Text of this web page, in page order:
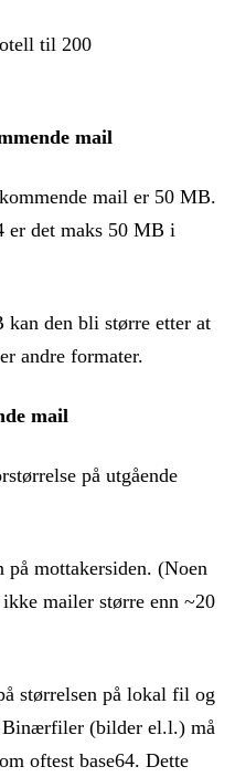
til 200
mail
mail er 50 MB.
er det maks 50 MB i
kan den bli større etter at
andre formater.
mail
på utgående
på mottakersiden. (Noen
mailer større enn ~20
størrelsen på lokal fil og
(bilder el.l.) må
oftest base64. Dette